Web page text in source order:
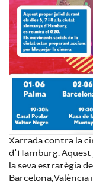
Xarrada contra la
d'Hamburg. Aquest
la seva estratègia
Barcelona, València